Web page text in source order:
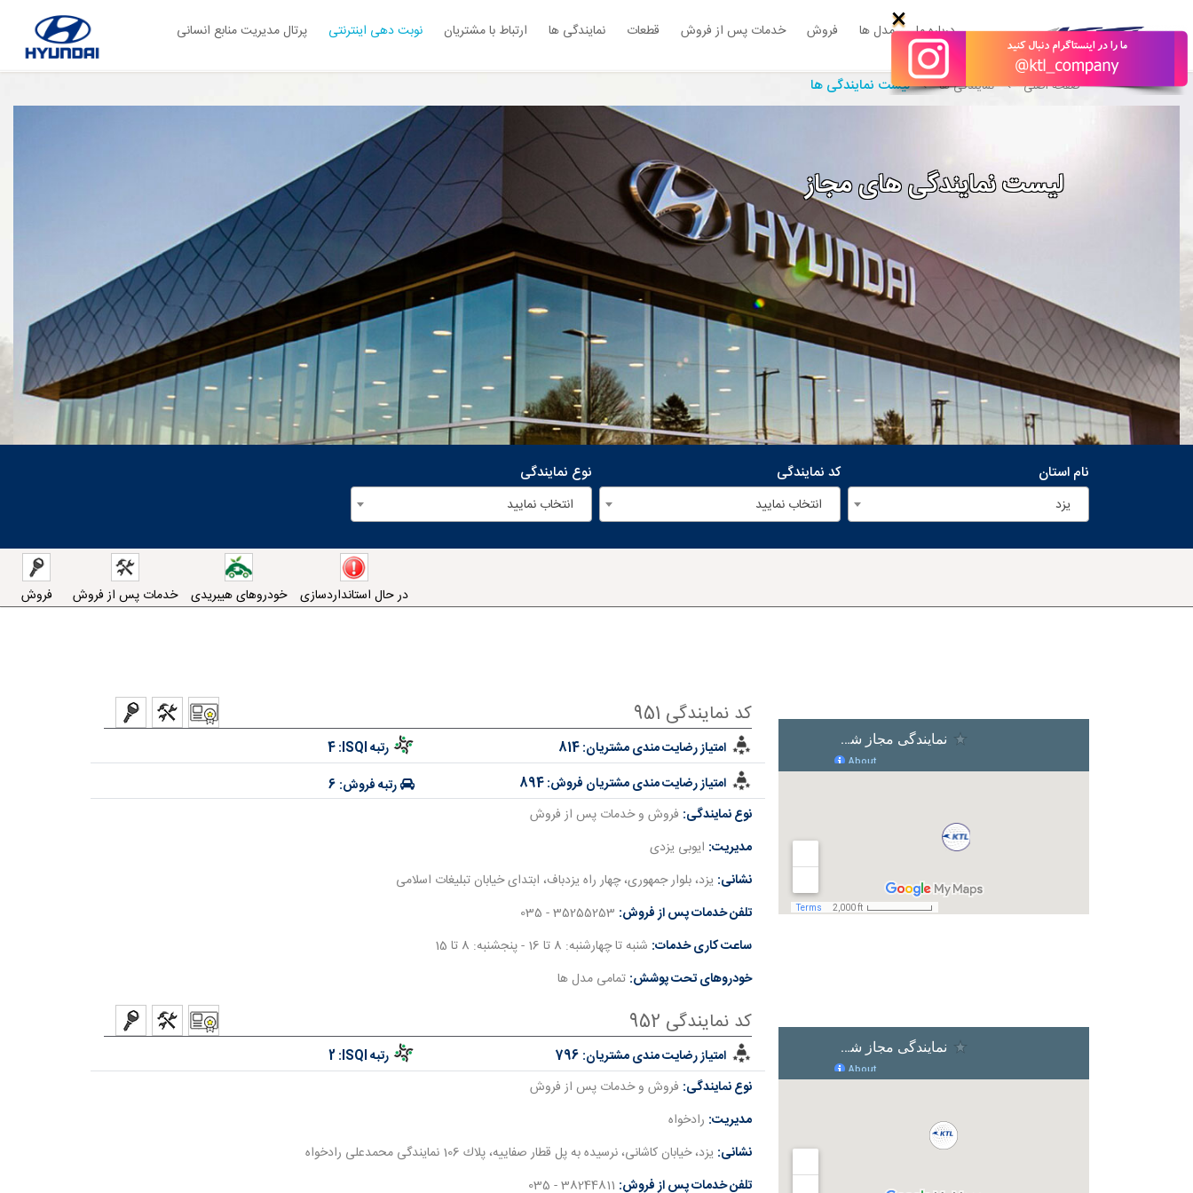
درباره ما مدل ها فروش خدمات پس از فروش قطعات نمایندگی ها ارتباط با مشتریان نوبت دهی اینترنتی پرتال مدیریت منابع انسانی ×
صفحه اصلی نمایندگی ها لیست نمایندگی ها
لیست نمایندگی های مجاز
نام استان
یزد
کد نمایندگی
انتخاب نمایید
نوع نمایندگی
انتخاب نمایید
فروش خدمات پس از فروش خودروهای هیبریدی در حال استانداردسازی
کد نمایندگی 951
امتیاز رضایت مندی مشتریان: رتبه ISQI:
4
امتیاز رضایت مندی مشتریان فروش:
رتبه فروش: 6
نوع نمایندگی: فروش و خدمات پس از فروش
مدیریت: ایوبی یزدی
نشانی: یزد، بلوار جمهوری، چهار راه یزدباف، ابتدای خيابان تبليغات اسلامی
تلفن خدمات پس از فروش:
ساعت کاری خدمات: شنبه تا چهارشنبه: 8 تا 16 - پنجشنبه: 8 تا 15
خودروهای تحت پوشش: تمامی مدل ها
کد نمایندگی 952
امتیاز رضایت مندی مشتریان: رتبه ISQI:
2
نوع نمایندگی: فروش و خدمات پس از فروش
مدیریت: رادﺧﻮاه
نشانی: یزد، ﺧﯿﺎﺑﺎن ﮐﺎﺷﺎﻧﯽ، ﻧﺮﺳﯿﺪه ﺑﻪ ﭘﻞ ﻗﻄﺎر ﺻﻔﺎﯾﯿﻪ، ﭘﻼك 106 ﻧﻤﺎﯾﻨﺪﮔﯽ ﻣﺤﻤﺪﻋﻠﯽ رادﺧﻮاه
تلفن خدمات پس از فروش: